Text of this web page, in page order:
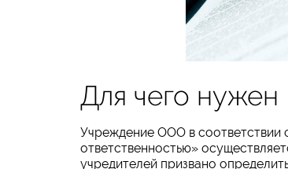
Для чего нужен
Учреждение ООО в соответствии
ответственностью»
учредителей призвано